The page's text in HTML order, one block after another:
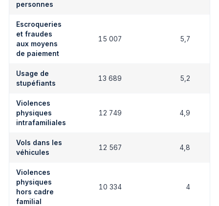
personnes
Escroqueries
et fraudes
aux moyens
de paiement
15 007 5,7
Usage de
stupéfiants
13 689 5,2
Violences
physiques
intrafamiliales
12 749 4,9
Vols dans les
véhicules
12 567 4,8
Violences
physiques
hors cadre
familial
10 334 4